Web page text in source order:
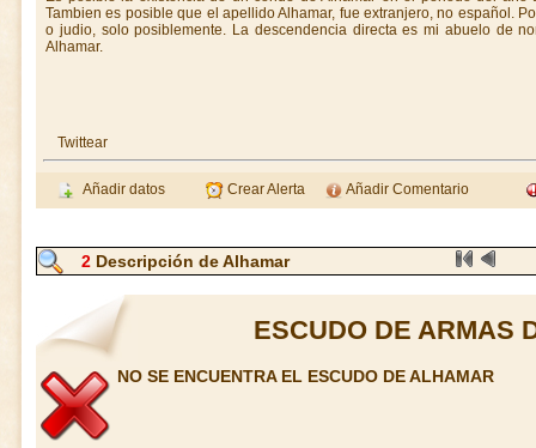
Tambien es posible que el apellido Alhamar, fue extranjero, no español.
o judio, solo posiblemente. La descendencia directa es mi abuelo de
Alhamar.
Twittear
Añadir datos Crear Alerta Añadir Comentario
2Descripción de Alhamar
ESCUDO DE ARMAS
NO SE ENCUENTRA EL ESCUDO DE ALHAMAR